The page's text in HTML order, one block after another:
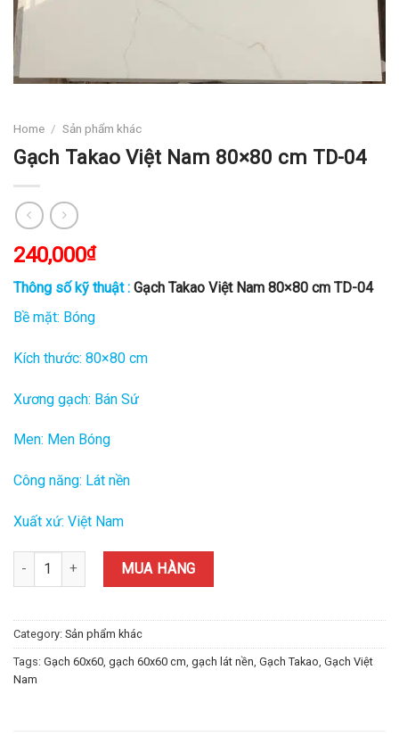
Home / Sản phẩm khác
Gạch Takao Việt Nam 80×80 cm TD-04
240,000₫
Thông số kỹ thuật : Gạch Takao Việt Nam 80×80 cm TD-04
Bề mặt: Bóng
Kích thước: 80×80 cm
Xương gạch: Bán Sứ
Men: Men Bóng
Công năng: Lát nền
Xuất xứ: Việt Nam
Gạch Takao Việt Nam 80x80 cm TD-04 quantity
MUA HÀNG
Category: Sản phẩm khác
Tags: Gạch 60x60 gạch 60x60 cm gạch lát nền Gạch Takao Gạch Việt
Nam